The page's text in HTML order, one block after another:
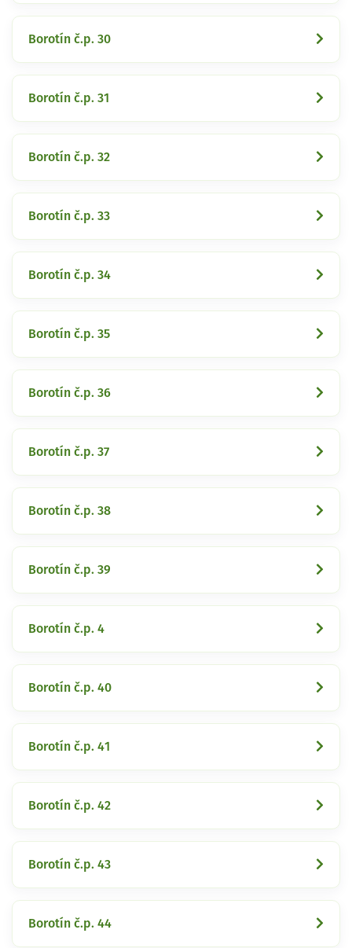
Borotín č.p. 30
Borotín č.p. 31
Borotín č.p. 32
Borotín č.p. 33
Borotín č.p. 34
Borotín č.p. 35
Borotín č.p. 36
Borotín č.p. 37
Borotín č.p. 38
Borotín č.p. 39
Borotín č.p. 4
Borotín č.p. 40
Borotín č.p. 41
Borotín č.p. 42
Borotín č.p. 43
Borotín č.p. 44